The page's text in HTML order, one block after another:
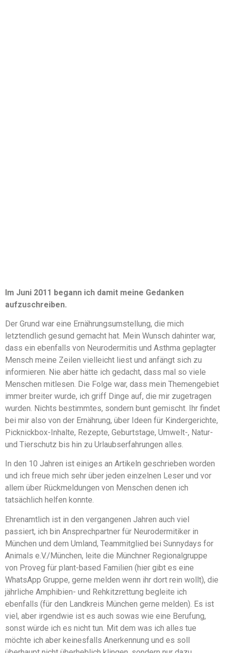
Im Juni 2011 begann ich damit meine Gedanken
aufzuschreiben.
Der Grund war eine Ernährungsumstellung, die mich
letztendlich gesund gemacht hat. Mein Wunsch dahinter war,
dass ein ebenfalls von Neurodermitis und Asthma geplagter
Mensch meine Zeilen vielleicht liest und anfängt sich zu
informieren. Nie aber hätte ich gedacht, dass mal so viele
Menschen mitlesen. Die Folge war, dass mein Themengebiet
immer breiter wurde, ich griff Dinge auf, die mir zugetragen
wurden. Nichts bestimmtes, sondern bunt gemischt. Ihr findet
bei mir also von der Ernährung, über Ideen für Kindergerichte,
Picknickbox-Inhalte, Rezepte, Geburtstage, Umwelt-, Natur-
und Tierschutz bis hin zu Urlaubserfahrungen alles.
In den 10 Jahren ist einiges an Artikeln geschrieben worden
und ich freue mich sehr über jeden einzelnen Leser und vor
allem über Rückmeldungen von Menschen denen ich
tatsächlich helfen konnte.
Ehrenamtlich ist in den vergangenen Jahren auch viel
passiert, ich bin Ansprechpartner für Neurodermitiker in
München und dem Umland, Teammitglied bei Sunnydays for
Animals e.V./München, leite die Münchner Regionalgruppe
von Proveg für plant-based Familien (hier gibt es eine
WhatsApp Gruppe, gerne melden wenn ihr dort rein wollt), die
jährliche Amphibien- und Rehkitzrettung begleite ich
ebenfalls (für den Landkreis München gerne melden). Es ist
viel, aber irgendwie ist es auch sowas wie eine Berufung,
sonst würde ich es nicht tun. Mit dem was ich alles tue
möchte ich aber keinesfalls Anerkennung und es soll